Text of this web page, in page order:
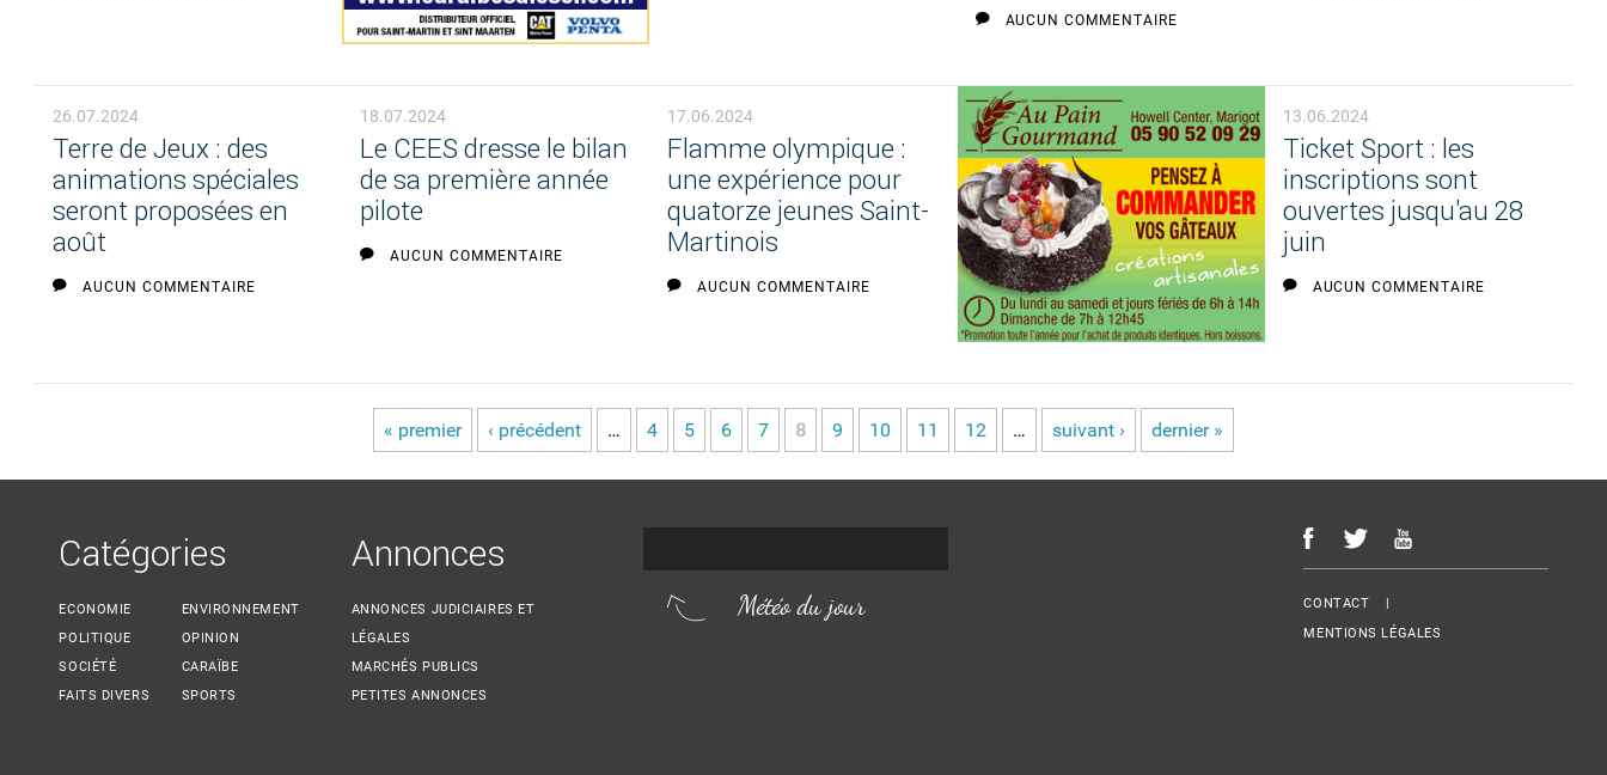
AUCUN COMMENTAIRE
26.07.2024
Terre de Jeux : des
animations spéciales
seront proposées en
août
AUCUN COMMENTAIRE
18.07.2024
Le CEES dresse le bilan
de sa première année
pilote
AUCUN COMMENTAIRE
17.06.2024
Flamme olympique :
une expérience pour
quatorze jeunes Saint-
Martinois
AUCUN COMMENTAIRE
13.06.2024
Ticket Sport : les
inscriptions sont
ouvertes jusqu'au 28
juin
AUCUN COMMENTAIRE
« premier ‹ précédent … 4 5 6 7 8 9 10 11 12 … suivant › dernier »
Catégories
ECONOMIE
POLITIQUE
SOCIÉTÉ
FAITS DIVERS
ENVIRONNEMENT
OPINION
CARAÏBE
SPORTS
Annonces
ANNONCES JUDICIAIRES ET
LÉGALES
MARCHÉS PUBLICS
PETITES ANNONCES
Météo du jour Menu Footer
CONTACT
MENTIONS LÉGALES